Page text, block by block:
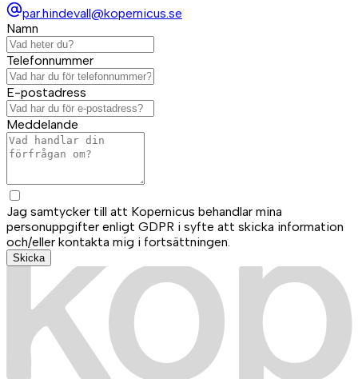
par.hindevall@kopernicus.se
Namn
Telefonnummer
E-postadress
Meddelande
Jag samtycker till att Kopernicus behandlar mina
personuppgifter enligt GDPR i syfte att skicka information
och/eller kontakta mig i fortsättningen.
Skicka